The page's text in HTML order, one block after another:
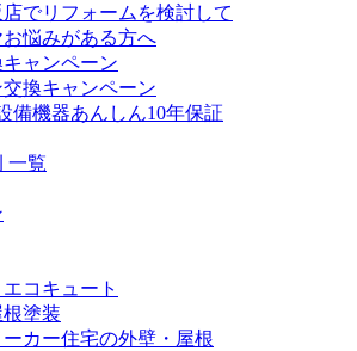
でリフォームを検討して
悩みがある方へ
ャンペーン
換キャンペーン
備機器あんしん10年保証
一覧
コキュート
塗装
カー住宅の外壁・屋根